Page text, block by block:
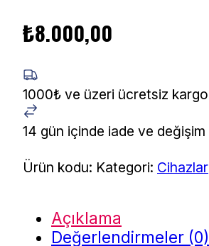
₺8.000,00
1000₺ ve üzeri ücretsiz kargo
14 gün içinde iade ve değişim
Ürün kodu: Kategori: Cihazlar
Açıklama
Değerlendirmeler (0)